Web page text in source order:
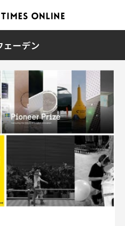
ェーデン